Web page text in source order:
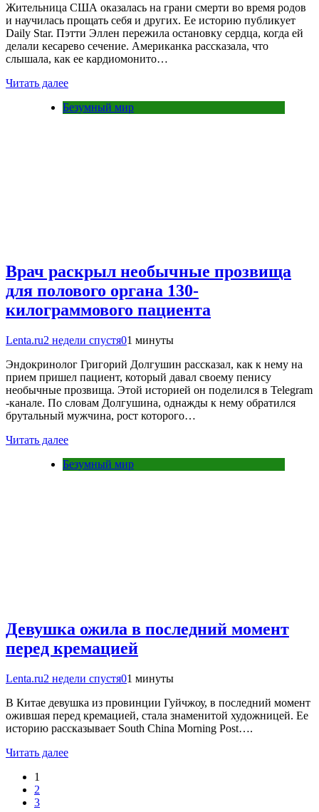
Жительница США оказалась на грани смерти во время родов
и научилась прощать себя и других. Ее историю публикует
Daily Star. Пэтти Эллен пережила остановку сердца, когда ей
делали кесарево сечение. Американка рассказала, что
слышала, как ее кардиомонито…
Читать далее
Безумный мир
Врач раскрыл необычные прозвища
для полового органа 130-
килограммового пациента
Lenta.ru2 недели спустя01 минуты
Эндокринолог Григорий Долгушин рассказал, как к нему на
прием пришел пациент, который давал своему пенису
необычные прозвища. Этой историей он поделился в Telegram
-канале. По словам Долгушина, однажды к нему обратился
брутальный мужчина, рост которого…
Читать далее
Безумный мир
Девушка ожила в последний момент
перед кремацией
Lenta.ru2 недели спустя01 минуты
В Китае девушка из провинции Гуйчжоу, в последний момент
ожившая перед кремацией, стала знаменитой художницей. Ее
историю рассказывает South China Morning Post….
Читать далее
1
2
3